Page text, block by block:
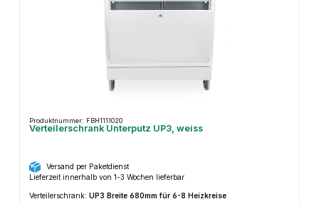
Produktnummer: FBH1111020
Verteilerschrank Unterputz UP3, weiss
Versand per Paketdienst
Lieferzeit innerhalb von 1-3 Wochen lieferbar
Verteilerschrank: UP3 Breite 680mm für 6-8 Heizkreise